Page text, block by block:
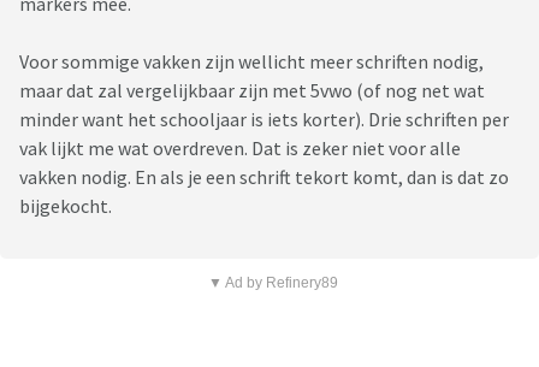
Voor sommige vakken zijn wellicht meer schriften nodig,
maar dat zal vergelijkbaar zijn met 5vwo (of nog net wat
minder want het schooljaar is iets korter). Drie schriften per
vak lijkt me wat overdreven. Dat is zeker niet voor alle
vakken nodig. En als je een schrift tekort komt, dan is dat zo
bijgekocht.
▼ Ad by Refinery89